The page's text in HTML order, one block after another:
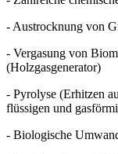
- Austrocknung von
- Vergasung von
(Holzgasgenerator)
- Pyrolyse (Erhitzen
flüssigen und
- Biologische